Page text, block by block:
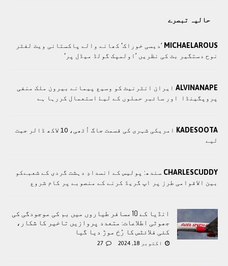
حالیہ تبصرے
MICHAELAROUS ’دیسی خوراک‘ کھانے والے پاکستانی ویٹ لفٹر
نوح دستگیر بٹ کی نظریں ’اولمپک گولڈ میڈل پر‘
ALVINANAPE ايران انٹرنيٹ کو وسيع پيمانے بيرون ملک منفی
پروپگينڈا اور سائبر حملوں کے ليۓ استعمال کررہا ہے
KADESOOTA
امریکی شہری کی قسمت جاگ اُٹھی، 10 لاکھ ڈالر جیت
لیے
CHARLESCUDDY سندھ: پوليس کے انسدادِ دہشت گردی کے شعبےکو
بین الاقوامی طرز پر اپ گریڈ کرنے کے منصوبے پر کام شروع
انڈیا کے 10 مسافر طیاروں میں بم کی موجودگی کی
جھوٹی اطلاعات: متعدد پروازیں تاخیر کا شکار،
کئی فلائٹس کا رُخ موڑ دیا گیا
اکتوبر 18, 2024 27